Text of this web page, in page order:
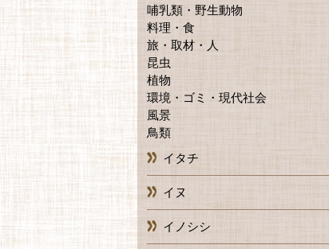
哺乳類・野生動物
料理・食
旅・取材・人
昆虫
植物
環境・ゴミ・現代社会
風景
鳥類
イタチ
イヌ
イノシシ